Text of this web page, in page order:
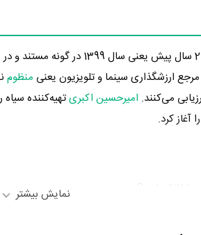
ارزشگذاری سینما و تلویزیون یعنی منظوم
می‌کنند. امیرحسین اکبریتهیه‌کننده
نمایش بیشتر